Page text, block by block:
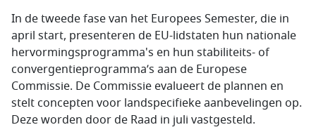
In de tweede fase van het Europees Semester, die in
april start, presenteren de EU-lidstaten hun nationale
hervormingsprogramma's en hun stabiliteits- of
convergentieprogramma’s aan de Europese
Commissie. De Commissie evalueert de plannen en
stelt concepten voor landspecifieke aanbevelingen op.
Deze worden door de Raad in juli vastgesteld.